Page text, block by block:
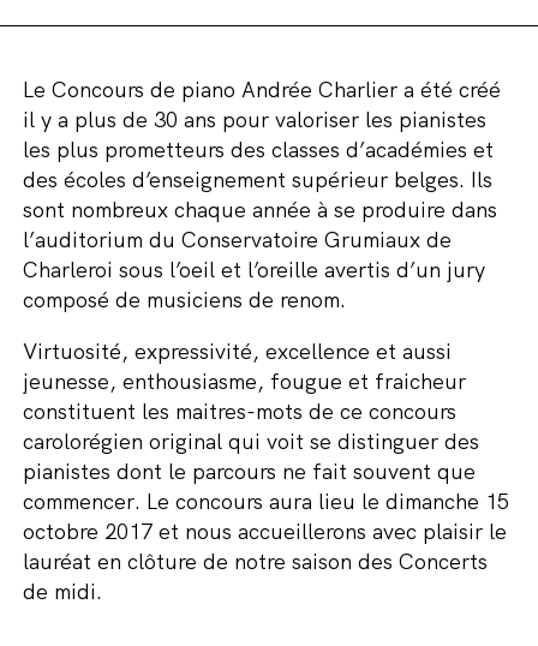
Le Concours de piano Andrée Charlier a été créé
il y a plus de 30 ans pour valoriser les pianistes
les plus prometteurs des classes d’académies et
des écoles d’enseignement supérieur belges. Ils
sont nombreux chaque année à se produire dans
l’auditorium du Conservatoire Grumiaux de
Charleroi sous l’oeil et l’oreille avertis d’un jury
composé de musiciens de renom.
Virtuosité, expressivité, excellence et aussi
jeunesse, enthousiasme, fougue et fraicheur
constituent les maitres-mots de ce concours
carolorégien original qui voit se distinguer des
pianistes dont le parcours ne fait souvent que
commencer. Le concours aura lieu le dimanche 15
octobre 2017 et nous accueillerons avec plaisir le
lauréat en clôture de notre saison des Concerts
de midi.